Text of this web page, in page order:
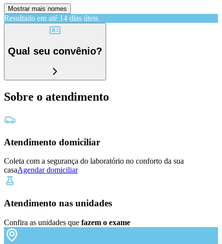
Mostrar mais nomes
Resultado em até 14 dias úteis
Qual seu convênio?
Sobre o atendimento
Atendimento domiciliar
Coleta com a segurança do laboratório no conforto da sua
casaAgendar domiciliar
Atendimento nas unidades
Confira as unidades que fazem o exame